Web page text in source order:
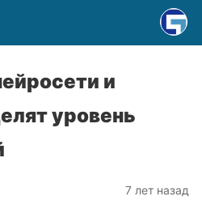
и
уровень
7 лет назад